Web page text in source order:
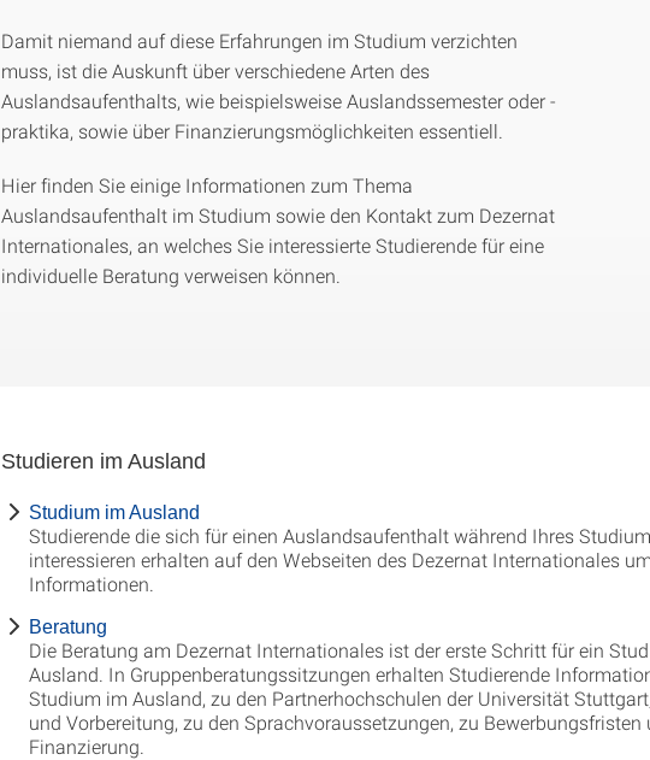
Damit niemand auf diese Erfahrungen im Studium verzichten
muss, ist die Auskunft über verschiedene Arten des
Auslandsaufenthalts, wie beispielsweise Auslandssemester oder -
praktika, sowie über Finanzierungsmöglichkeiten essentiell.
Hier finden Sie einige Informationen zum Thema
Auslandsaufenthalt im Studium sowie den Kontakt zum Dezernat
Internationales, an welches Sie interessierte Studierende für eine
individuelle Beratung verweisen können.
Studieren im Ausland
Studium im Ausland
Studierende die sich für einen Auslandsaufenthalt während Ihres
interessieren erhalten auf den Webseiten des Dezernat Internationales
Informationen.
Beratung
Die Beratung am Dezernat Internationales ist der erste Schritt für ein
Ausland. In Gruppenberatungssitzungen erhalten Studierende
Studium im Ausland, zu den Partnerhochschulen der Universität
und Vorbereitung, zu den Sprachvoraussetzungen, zu Bewerbungsfristen
Finanzierung.